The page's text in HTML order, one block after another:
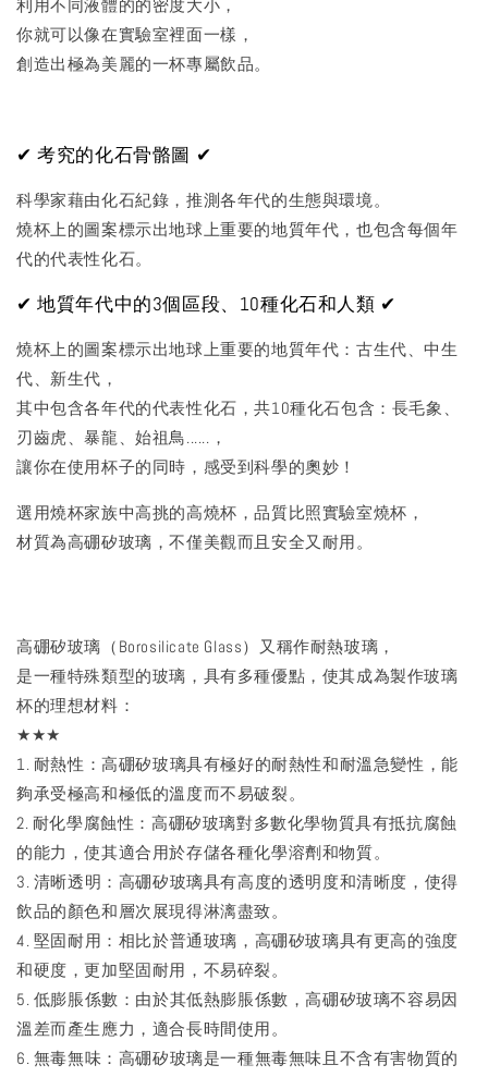
利用不同液體的的密度大小，
你就可以像在實驗室裡面一樣，
創造出極為美麗的一杯專屬飲品。
✔ 考究的化石骨骼圖 ✔
科學家藉由化石紀錄，推測各年代的生態與環境。
燒杯上的圖案標示出地球上重要的地質年代，也包含每個年
代的代表性化石。
✔ 地質年代中的3個區段、10種化石和人類 ✔
燒杯上的圖案標示出地球上重要的地質年代：古生代、中生
代、新生代，
其中包含各年代的代表性化石，共10種化石包含：長毛象、
刃齒虎、暴龍、始祖鳥......，
讓你在使用杯子的同時，感受到科學的奧妙！
選用燒杯家族中高挑的高燒杯，品質比照實驗室燒杯，
材質為高硼矽玻璃，不僅美觀而且安全又耐用。
高硼矽玻璃（Borosilicate Glass）又稱作耐熱玻璃，
是一種特殊類型的玻璃，具有多種優點，使其成為製作玻璃
杯的理想材料：
★★★
1. 耐熱性：高硼矽玻璃具有極好的耐熱性和耐溫急變性，能
夠承受極高和極低的溫度而不易破裂。
2. 耐化學腐蝕性：高硼矽玻璃對多數化學物質具有抵抗腐蝕
的能力，使其適合用於存儲各種化學溶劑和物質。
3. 清晰透明：高硼矽玻璃具有高度的透明度和清晰度，使得
飲品的顏色和層次展現得淋漓盡致。
4. 堅固耐用：相比於普通玻璃，高硼矽玻璃具有更高的強度
和硬度，更加堅固耐用，不易碎裂。
5. 低膨脹係數：由於其低熱膨脹係數，高硼矽玻璃不容易因
溫差而產生應力，適合長時間使用。
6. 無毒無味：高硼矽玻璃是一種無毒無味且不含有害物質的